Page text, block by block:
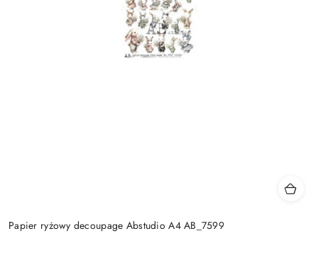
Papier ryżowy decoupage Abstudio A4 AB_7599